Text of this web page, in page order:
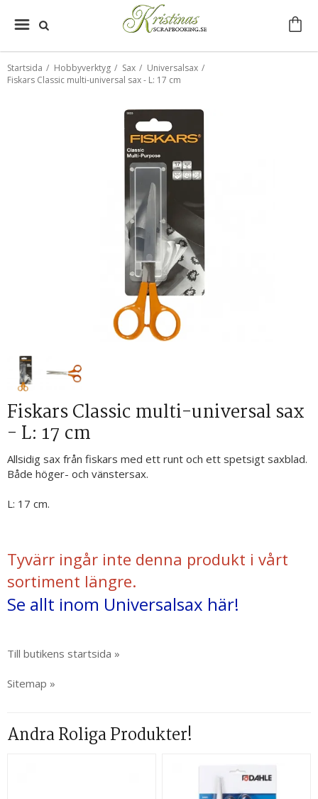
Startsida / Hobbyverktyg / Sax / Universalsax /
Fiskars Classic multi-universal sax - L: 17 cm
Fiskars Classic multi-universal sax
- L: 17 cm
Allsidig sax från fiskars med ett runt och ett spetsigt saxblad.
Både höger- och vänstersax.
L: 17 cm.
Tyvärr ingår inte denna produkt i vårt
sortiment längre.
Se allt inom Universalsax här!
Till butikens startsida »
Sitemap »
Andra Roliga Produkter!